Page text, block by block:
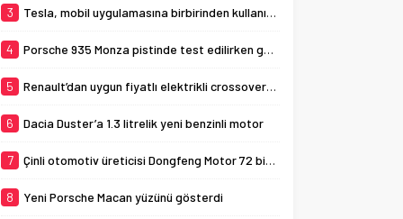
3 Tesla, mobil uygulamasına birbirinden kullanışlı 3 yeni özellik ekledi
4 Porsche 935 Monza pistinde test edilirken görüldü
5 Renault’dan uygun fiyatlı elektrikli crossover: Renault K-ZE
6 Dacia Duster’a 1.3 litrelik yeni benzinli motor
7 Çinli otomotiv üreticisi Dongfeng Motor 72 bin aracı geri çağırıyor
8 Yeni Porsche Macan yüzünü gösterdi